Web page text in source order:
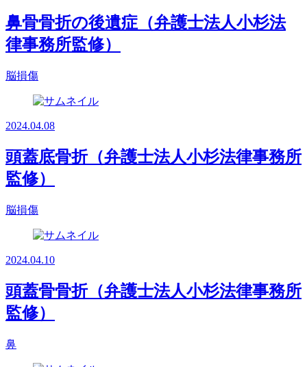
鼻骨骨折の後遺症（弁護士法人小杉法
律事務所監修）
脳損傷
2024.04.08
頭蓋底骨折（弁護士法人小杉法律事務所
監修）
脳損傷
2024.04.10
頭蓋骨骨折（弁護士法人小杉法律事務所
監修）
鼻